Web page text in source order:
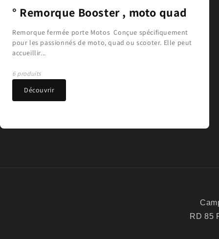
° Remorque Booster , moto quad
Remorque fermée porte Motos Conçue spécifiquement
pour les passionnés de moto, quad ou scooter. Elle peut
accueillir...
6 produits
Découvrir
RD 85